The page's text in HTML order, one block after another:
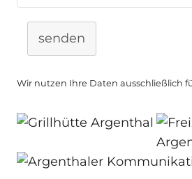
senden
Wir nutzen Ihre Daten ausschließlich